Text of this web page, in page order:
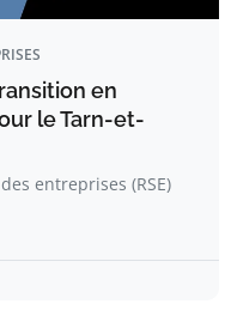
en
le Tarn-et-
entreprises (RSE)